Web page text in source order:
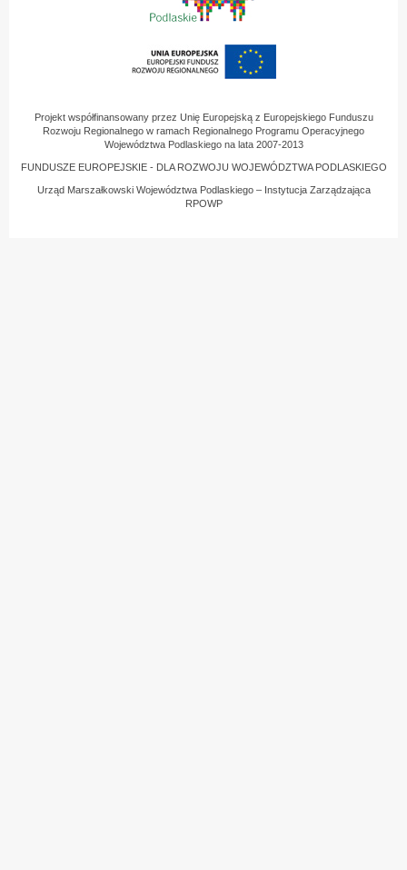
Projekt współfinansowany przez Unię Europejską z Europejskiego Funduszu
Rozwoju Regionalnego w ramach Regionalnego Programu Operacyjnego
Województwa Podlaskiego na lata 2007-2013
FUNDUSZE EUROPEJSKIE - DLA ROZWOJU WOJEWÓDZTWA PODLASKIEGO
Urząd Marszałkowski Województwa Podlaskiego – Instytucja Zarządzająca
RPOWP